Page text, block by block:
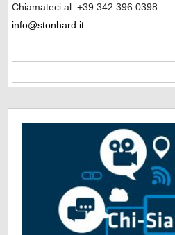
Chiamateci al+39 342 396 0398
info@stonhard.it